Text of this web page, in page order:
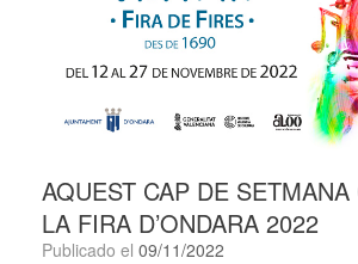
AQUEST CAP DE
LA FIRA D’ONDARA 2022
Publicado el 09/11/2022